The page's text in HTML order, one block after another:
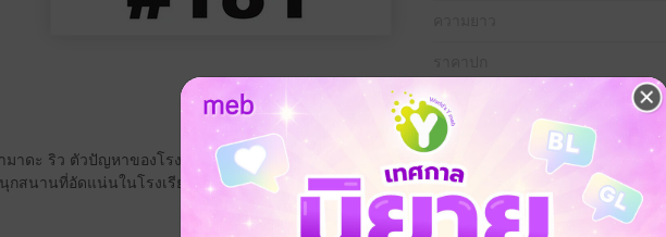
มาดะ ริว ตัวปัญหาของโรงเรียนได้จูบกับ ชิราอิชิ อูราระ นักเรียนดีเด่น เพราะอุบัติเหตุทำให้ทั้งสองสลั
กสนานที่อัดแน่นในโรงเรียนที่เกิดขึ้นจากจูบได้เริ่มขึ้นแล้ว